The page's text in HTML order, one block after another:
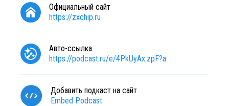
Официальный сайт
https://zxchip.ru
Авто-ссылка
https://podcast.ru/e/4PkUyAx.zpF?a
Добавить подкаст на сайт
Embed Podcast